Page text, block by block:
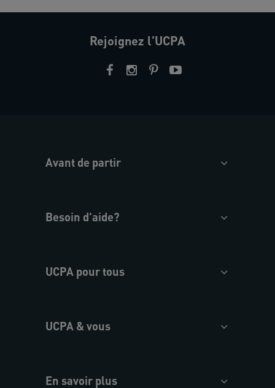
Rejoignez l'UCPA
Avant de partir
Besoin d'aide?
UCPA pour tous
UCPA & vous
En savoir plus